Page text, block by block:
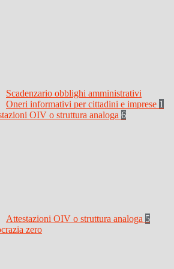
Scadenzario obblighi amministrativi
Oneri informativi per cittadini e imprese 1
OIV o struttura analoga 6
Attestazioni OIV o struttura analoga 5
zero